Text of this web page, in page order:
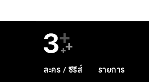
ละคร / ซีรีส์ รายการ